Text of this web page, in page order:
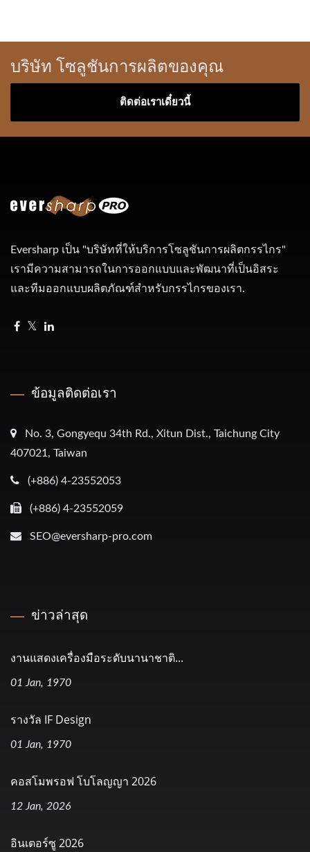
บริษัท โซลูชันการผลิตของคุณ
ติดต่อเราเดี๋ยวนี้
Eversharp เป็น "บริษัทที่ให้บริการโซลูชันการผลิตกรรไกร"
เรามีความสามารถในการออกแบบและพัฒนาที่เป็นอิสระ
และทีมออกแบบผลิตภัณฑ์สำหรับกรรไกรของเรา.
ข้อมูลติดต่อเรา
No. 3, Gongyequ 34th Rd., Xitun Dist., Taichung City
407021, Taiwan
(+886) 4-23552053
(+886) 4-23552059
SEO@eversharp-pro.com
ข่าวล่าสุด
งานแสดงเครื่องมือระดับนานาชาติ...
01 Jan, 1970
รางวัล IF Design
01 Jan, 1970
คอสโมพรอฟ โบโลญญา 2026
12 Jan, 2026
อินเตอร์ซู 2026